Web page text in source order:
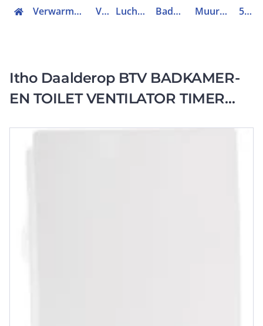
Verwarmen, Koelen en Ventileren Ventilatie Luchtafvoersysteem Badkamerventilator Muurinbouwventilator 53-00357
Itho Daalderop BTV BADKAMER-
EN TOILET VENTILATOR TIMER